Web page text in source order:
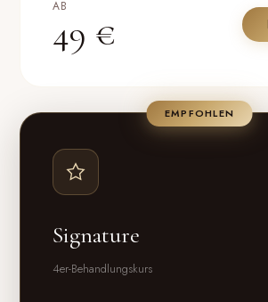
AB
49 €
EMPFOHLEN
Signature
4er-Behandlungskurs